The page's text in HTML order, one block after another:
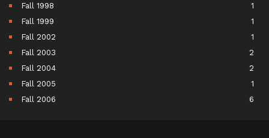
Fall 1998
1
Fall 1999
1
Fall 2002
1
Fall 2003
2
Fall 2004
2
Fall 2005
1
Fall 2006
6